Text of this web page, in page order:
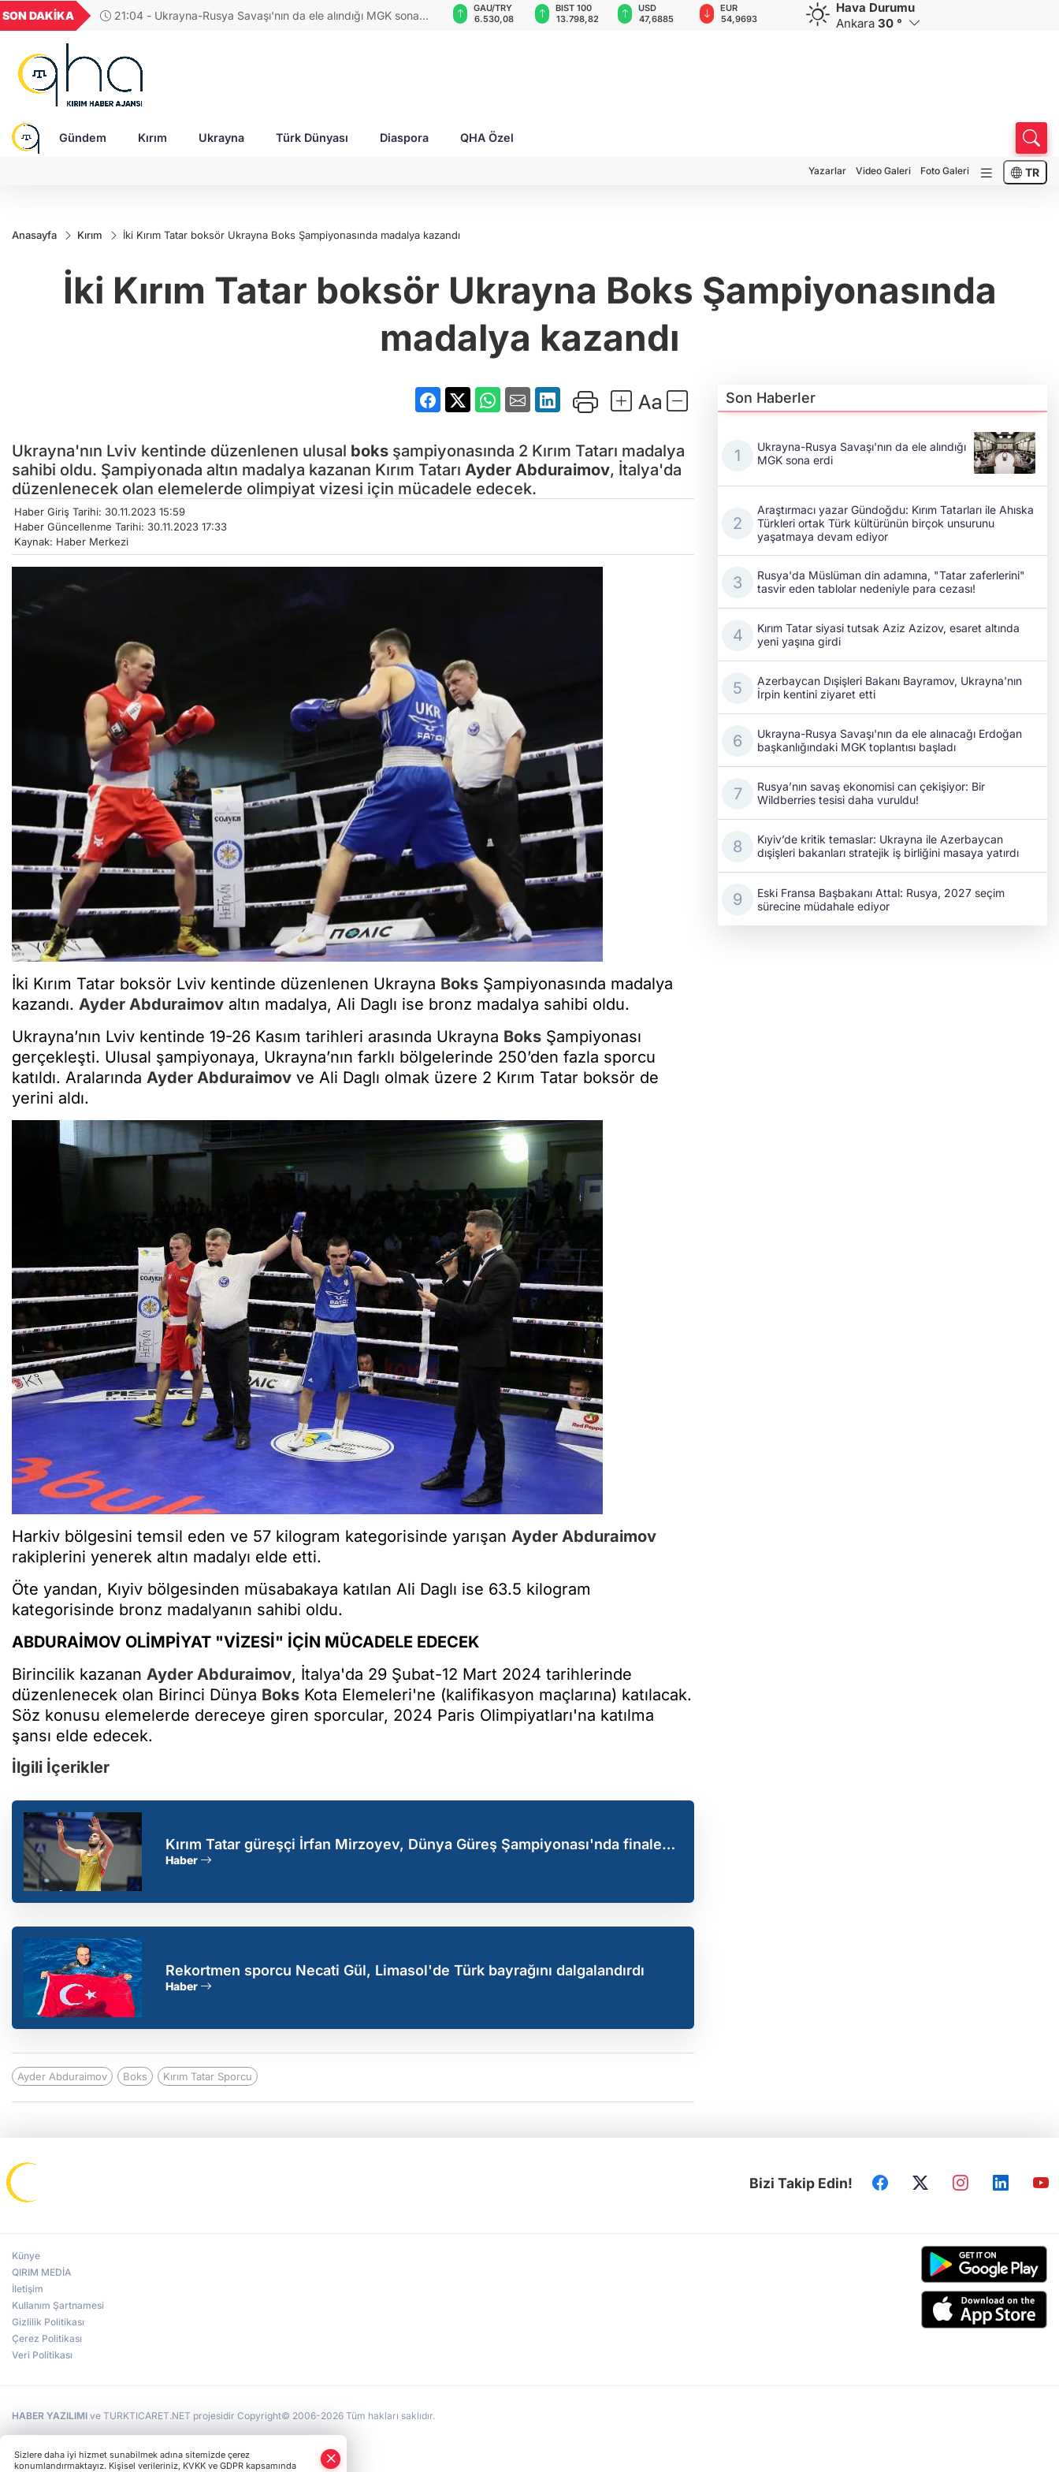
SON DAKİKA
17:38 - Araştırmacı yazar Gündoğdu: Kırım Tatarları ile Ahıska
GEL
18,2365
16,2316
27,9743
0,0018
6.530,08
BIST 100
13.798,82
USD
47,6885
EUR
54,9693
GBP
64,1885
CHF
58,6681
CAD
34,0098
Hava Durumu
Ankara 30 °
Gündem Kırım Ukrayna Türk Dünyası Diaspora QHA Özel
Yazarlar Video Galeri Foto Galeri TR
Anasayfa Kırım İki Kırım Tatar boksör Ukrayna Boks Şampiyonasında madalya kazandı
İki Kırım Tatar boksör Ukrayna Boks Şampiyonasında
madalya kazandı
Ukrayna'nın Lviv kentinde düzenlenen ulusal boks şampiyonasında 2 Kırım Tatarı madalya
sahibi oldu. Şampiyonada altın madalya kazanan Kırım Tatarı Ayder Abduraimov, İtalya'da
düzenlenecek olan elemelerde olimpiyat vizesi için mücadele edecek.
Haber Giriş Tarihi: 30.11.2023 15:59
Haber Güncellenme Tarihi: 30.11.2023 17:33
Kaynak: Haber Merkezi
İki Kırım Tatar boksör Lviv kentinde düzenlenen Ukrayna Boks Şampiyonasında madalya
kazandı. Ayder Abduraimov altın madalya, Ali Daglı ise bronz madalya sahibi oldu.
Ukrayna’nın Lviv kentinde 19-26 Kasım tarihleri arasında Ukrayna Boks Şampiyonası
gerçekleşti. Ulusal şampiyonaya, Ukrayna’nın farklı bölgelerinde 250’den fazla sporcu
katıldı. Aralarında Ayder Abduraimov ve Ali Daglı olmak üzere 2 Kırım Tatar boksör de
yerini aldı.
Harkiv bölgesini temsil eden ve 57 kilogram kategorisinde yarışan Ayder Abduraimov
rakiplerini yenerek altın madalyı elde etti.
Öte yandan, Kıyiv bölgesinden müsabakaya katılan Ali Daglı ise 63.5 kilogram
kategorisinde bronz madalyanın sahibi oldu.
ABDURAİMOV OLİMPİYAT "VİZESİ" İÇİN MÜCADELE EDECEK
Birincilik kazanan Ayder Abduraimov, İtalya'da 29 Şubat-12 Mart 2024 tarihlerinde
düzenlenecek olan Birinci Dünya Boks Kota Elemeleri'ne (kalifikasyon maçlarına) katılacak.
Söz konusu elemelerde dereceye giren sporcular, 2024 Paris Olimpiyatları'na katılma
şansı elde edecek.
İlgili İçerikler
Kırım Tatar güreşçi İrfan Mirzoyev, Dünya Güreş Şampiyonası'nda finale
yükseldi
Haber
Rekortmen sporcu Necati Gül, Limasol'de Türk bayrağını dalgalandırdı
Haber
Ayder Abduraimov Boks Kırım Tatar Sporcu
Son Haberler
Ukrayna-Rusya Savaşı'nın da ele alındığı
MGK sona erdi
Araştırmacı yazar Gündoğdu: Kırım Tatarları ile Ahıska
Türkleri ortak Türk kültürünün birçok unsurunu
yaşatmaya devam ediyor
Rusya'da Müslüman din adamına, "Tatar zaferlerini"
tasvir eden tablolar nedeniyle para cezası!
Kırım Tatar siyasi tutsak Aziz Azizov, esaret altında
yeni yaşına girdi
Azerbaycan Dışişleri Bakanı Bayramov, Ukrayna'nın
İrpin kentini ziyaret etti
Ukrayna-Rusya Savaşı'nın da ele alınacağı Erdoğan
başkanlığındaki MGK toplantısı başladı
Rusya’nın savaş ekonomisi can çekişiyor: Bir
Wildberries tesisi daha vuruldu!
Kıyiv’de kritik temaslar: Ukrayna ile Azerbaycan
dışişleri bakanları stratejik iş birliğini masaya yatırdı
Eski Fransa Başbakanı Attal: Rusya, 2027 seçim
sürecine müdahale ediyor
Bizi Takip Edin!
Künye
QIRIM MEDİA
İletişim
Kullanım Şartnamesi
Gizlilik Politikası
Çerez Politikası
Veri Politikası
HABER YAZILIMI ve TURKTICARET.NET projesidir Copyright© 2006-2026 Tüm hakları saklıdır.
Sizlere daha iyi hizmet sunabilmek adına sitemizde çerez
konumlandırmaktayız. Kişisel verileriniz, KVKK ve GDPR kapsamında